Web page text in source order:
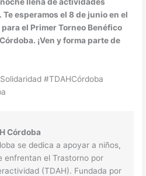
esperamos el 8 de junio en el
el Primer Torneo Benéfico
¡Ven y forma parte de
#TDAHCórdoba
Córdoba
se dedica a apoyar a niños,
enfrentan el Trastorno por
(TDAH). Fundada por